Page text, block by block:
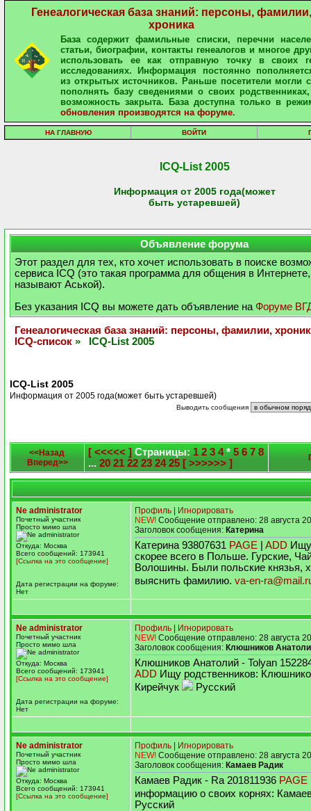
Генеалогическая база знаний: персоны, фамилии,
хроника
База содержит фамильные списки, перечни
статьи, биографии, контакты генеалогов и многое
использовать ее как отправную точку в своих
исследованиях. Информация постоянно
из открытых источников. Раньше посетители могли
пополнять базу сведениями о своих
возможность закрыта. База доступна только в
обновления производятся на форуме.
НА ГЛАВНУЮ ВОЙТИ
ICQ-List 2005
Информация от 2005 года(может
быть устаревшей)
Объявление форума
Этот раздел для тех, кто хочет использовать в поиске
сервиса ICQ (это такая программа для общения в
называют Аськой).
Без указания ICQ вы можете дать объявление на Форуме
Генеалогическая база знаний: персоны, фамилии,
ICQ-список » ICQ-List 2005
ICQ-List 2005
Информация от 2005 года(может быть устаревшей)
Выводить сообщения
<<Назад
Вперед>>
[ <<<<< ] Страницы: 1 2 3 4* 5 6 7 8
... 20 21 22 23 24 25 [ >>>>>> ]
Ne administrator
Почетный участник
Просто мимо шла
Откуда: Москва
Всего сообщений: 173941
[Ссылка на это сообщение]
Дата регистрации на форуме:
Нет
Профиль
Игнорировать
NEW! Сообщение отправлено: 28 августа
Заголовок сообщения: Катерина
Катерина 93807631 PAGE ADD
скорее всего в Польше. Гурские,
Волошины. Были польские князья,
выяснить фамилию. va-en-
Ne administrator
Почетный участник
Просто мимо шла
Откуда: Москва
Всего сообщений: 173941
[Ссылка на это сообщение]
Дата регистрации на форуме:
Нет
Профиль
Игнорировать
NEW! Сообщение отправлено: 28 августа
Заголовок сообщения: Клюшников
Клюшников Анатолий - Tolyan
ADD Ищу родственников:
Кирейчук
Русский
Ne administrator
Почетный участник
Просто мимо шла
Откуда: Москва
Всего сообщений: 173941
[Ссылка на это сообщение]
Профиль
Игнорировать
NEW! Сообщение отправлено: 28 августа
Заголовок сообщения: Камаев Радик
Камаев Радик - Ra 201811936 PAGE
информацию о своих корнях:
Русский